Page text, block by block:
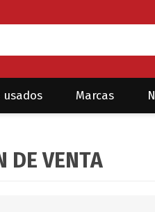
usados Marcas
DE VENTA